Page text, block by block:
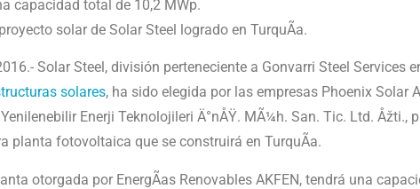
capacidad total de 10,2 MWp.
solar de Solar Steel logrado en TurquÃ­a.
Solar Steel, división perteneciente a Gonvarri Steel Services
solares, ha sido elegida por las empresas Phoenix Solar
Enerji Teknolojileri Ä°nÅŸ. MÃ¼h. San. Tic. Ltd. Åžti.,
planta fotovoltaica que se construirá en TurquÃ­a.
otorgada por EnergÃ­as Renovables AKFEN, tendrá una